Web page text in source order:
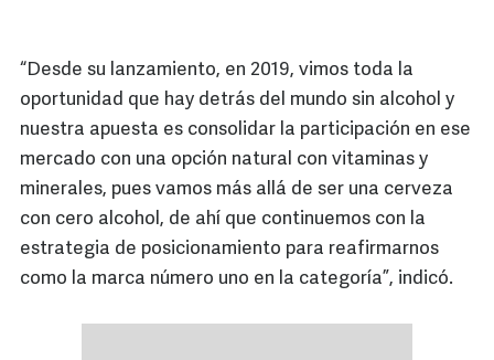
“Desde su lanzamiento, en 2019, vimos toda la
oportunidad que hay detrás del mundo sin alcohol y
nuestra apuesta es consolidar la participación en ese
mercado con una opción natural con vitaminas y
minerales, pues vamos más allá de ser una cerveza
con cero alcohol, de ahí que continuemos con la
estrategia de posicionamiento para reafirmarnos
como la marca número uno en la categoría”, indicó.